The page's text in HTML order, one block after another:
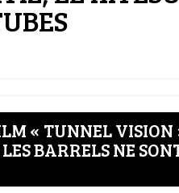
« TUNNEL VISION
BARRELS NE